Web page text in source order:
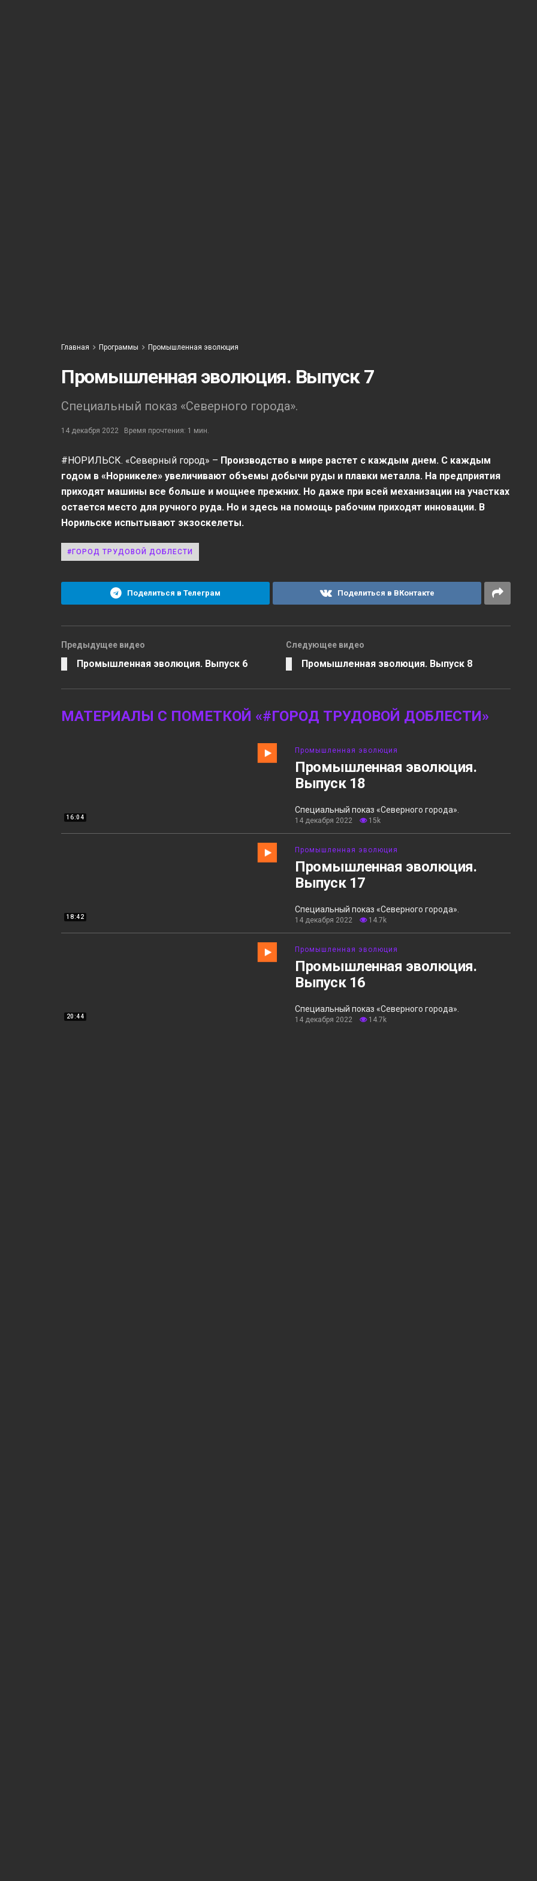
Главная Программы Промышленная эволюция
Промышленная эволюция. Выпуск 7
Специальный показ «Северного города».
14 декабря 2022 Время прочтения: 1 мин.
#НОРИЛЬСК. «Северный город» – Производство в мире растет с каждым днем. С каждым
годом в «Норникеле» увеличивают объемы добычи руды и плавки металла. На предприятия
приходят машины все больше и мощнее прежних. Но даже при всей механизации на участках
остается место для ручного руда. Но и здесь на помощь рабочим приходят инновации. В
Норильске испытывают экзоскелеты.
#ГОРОД ТРУДОВОЙ ДОБЛЕСТИ
Поделиться в Телеграм Поделиться в ВКонтакте
Предыдущее видео
Промышленная эволюция. Выпуск 6
Следующее видео
Промышленная эволюция. Выпуск 8
МАТЕРИАЛЫ С ПОМЕТКОЙ «#ГОРОД ТРУДОВОЙ ДОБЛЕСТИ»
16:04
Промышленная эволюция
Промышленная эволюция.
Выпуск 18
Специальный показ «Северного города».
14 декабря 2022 15k
18:42
Промышленная эволюция
Промышленная эволюция.
Выпуск 17
Специальный показ «Северного города».
14 декабря 2022 14.7k
20:44
Промышленная эволюция
Промышленная эволюция.
Выпуск 16
Специальный показ «Северного города».
14 декабря 2022 14.7k